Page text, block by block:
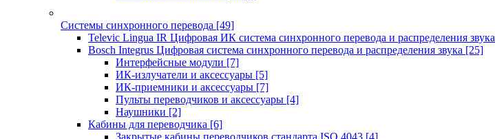
Системы синхронного перевода [49]
Televic Lingua IR Цифровая ИК система синхронного перевода и распределения звука
Bosch Integrus Цифровая система синхронного перевода и распределения звука [25]
Интерфейсные модули [7]
ИК-излучатели и аксессуары [5]
ИК-приемники и аксессуары [7]
Пульты переводчиков и аксессуары [4]
Наушники [2]
Кабины для переводчика [6]
Закрытые кабины переводчиков стандарта ISO 4043 [4]